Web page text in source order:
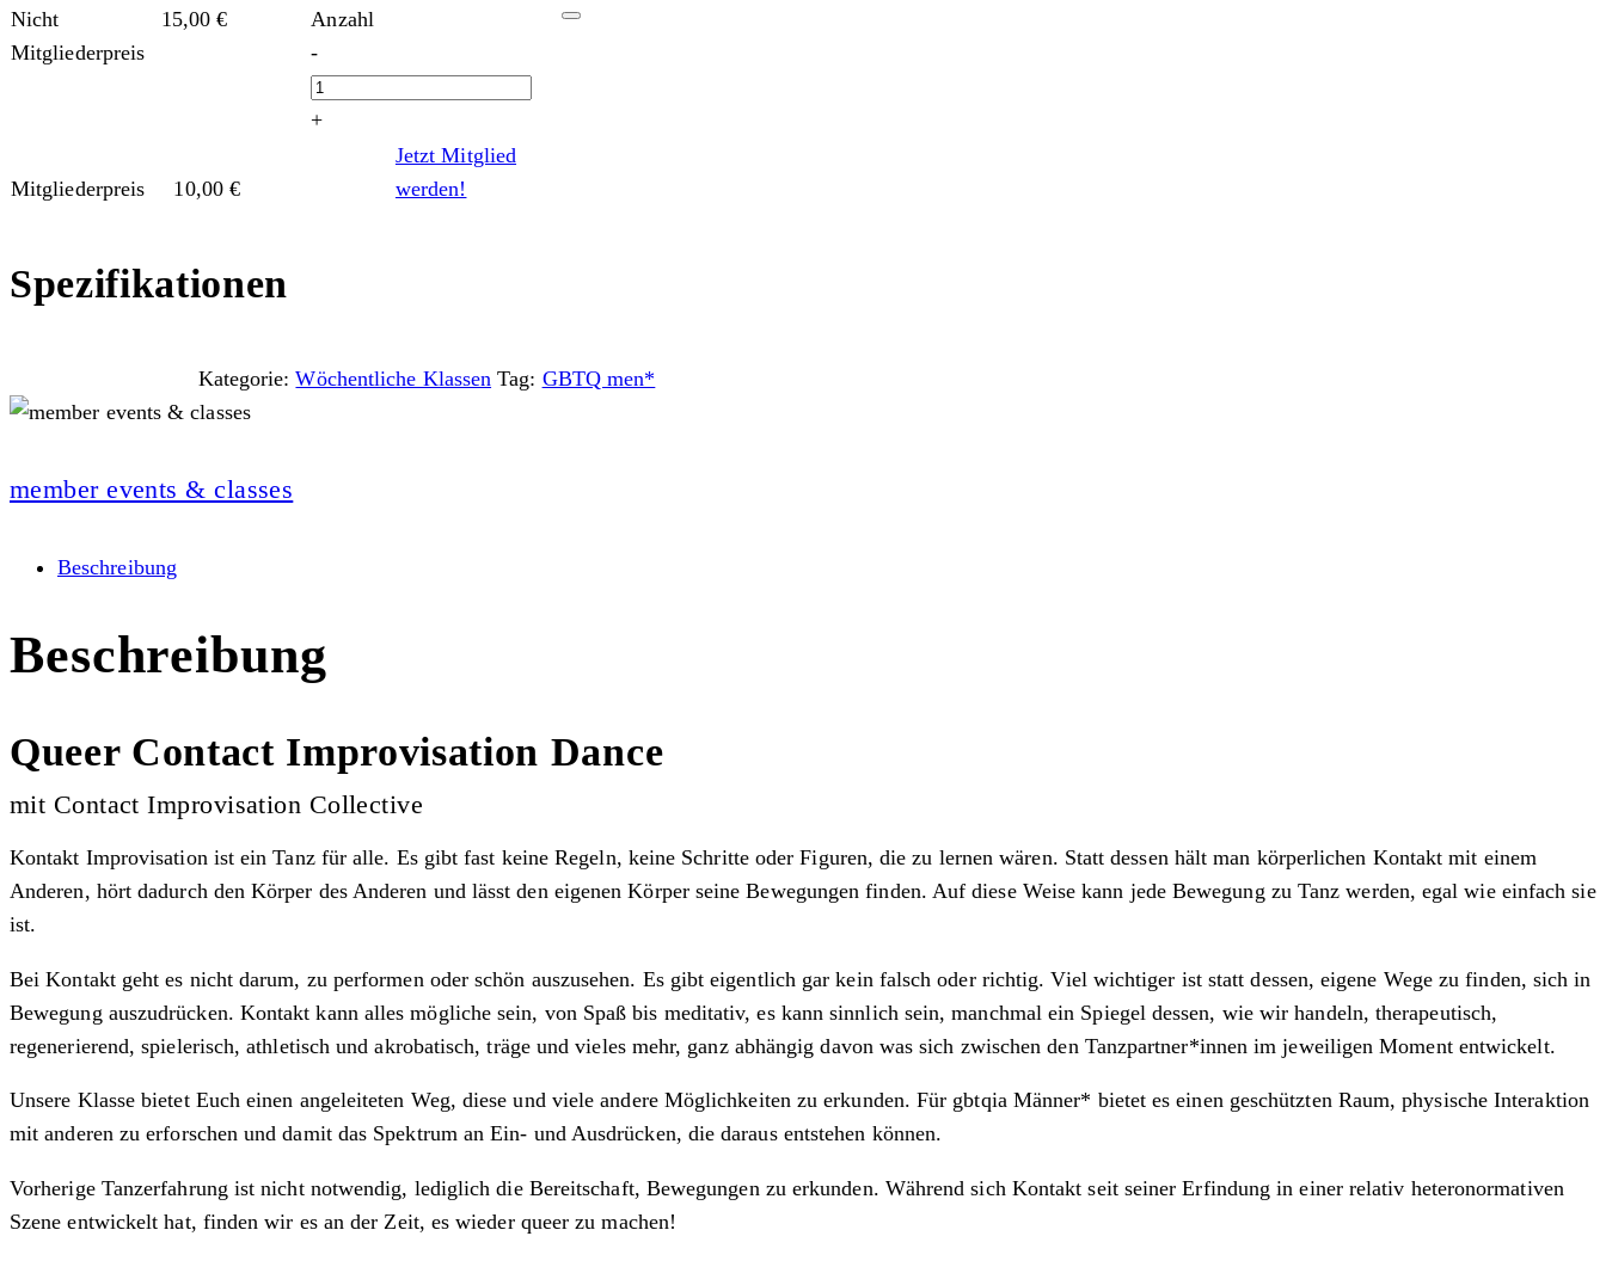
Nicht
Mitgliederpreis
15,00€
Anzahl
-
+
Mitgliederpreis 10,00 €
Jetzt Mitglied
werden!
Spezifikationen
Kategorie: Wöchentliche Klassen Tag: GBTQ men*
member events & classes
Beschreibung
Beschreibung
Queer Contact Improvisation Dance
mit Contact Improvisation Collective
Kontakt Improvisation ist ein Tanz für alle. Es gibt fast keine Regeln, keine Schritte oder Figuren, die zu lernen wären. Statt dessen hält man körperlichen Kontakt mit einem
Anderen, hört dadurch den Körper des Anderen und lässt den eigenen Körper seine Bewegungen finden. Auf diese Weise kann jede Bewegung zu Tanz werden, egal wie einfach sie
ist.
Bei Kontakt geht es nicht darum, zu performen oder schön auszusehen. Es gibt eigentlich gar kein falsch oder richtig. Viel wichtiger ist statt dessen, eigene Wege zu finden, sich in
Bewegung auszudrücken. Kontakt kann alles mögliche sein, von Spaß bis meditativ, es kann sinnlich sein, manchmal ein Spiegel dessen, wie wir handeln, therapeutisch,
regenerierend, spielerisch, athletisch und akrobatisch, träge und vieles mehr, ganz abhängig davon was sich zwischen den Tanzpartner*innen im jeweiligen Moment entwickelt.
Unsere Klasse bietet Euch einen angeleiteten Weg, diese und viele andere Möglichkeiten zu erkunden. Für gbtqia Männer* bietet es einen geschützten Raum, physische Interaktion
mit anderen zu erforschen und damit das Spektrum an Ein- und Ausdrücken, die daraus entstehen können.
Vorherige Tanzerfahrung ist nicht notwendig, lediglich die Bereitschaft, Bewegungen zu erkunden. Während sich Kontakt seit seiner Erfindung in einer relativ heteronormativen
Szene entwickelt hat, finden wir es an der Zeit, es wieder queer zu machen!